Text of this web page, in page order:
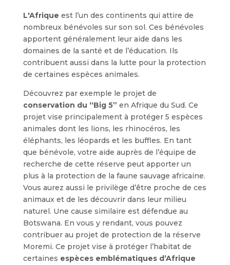
L'Afrique est l’un des continents qui attire de
nombreux bénévoles sur son sol. Ces bénévoles
apportent généralement leur aide dans les
domaines de la santé et de l’éducation. Ils
contribuent aussi dans la lutte pour la protection
de certaines espèces animales.
Découvrez par exemple le projet de
conservation du “Big 5” en Afrique du Sud. Ce
projet vise principalement à protéger 5 espèces
animales dont les lions, les rhinocéros, les
éléphants, les léopards et les buffles. En tant
que bénévole, votre aide auprès de l’équipe de
recherche de cette réserve peut apporter un
plus à la protection de la faune sauvage africaine.
Vous aurez aussi le privilège d’être proche de ces
animaux et de les découvrir dans leur milieu
naturel. Une cause similaire est défendue au
Botswana. En vous y rendant, vous pouvez
contribuer au projet de protection de la réserve
Moremi. Ce projet vise à protéger l’habitat de
certaines espèces emblématiques d’Afrique